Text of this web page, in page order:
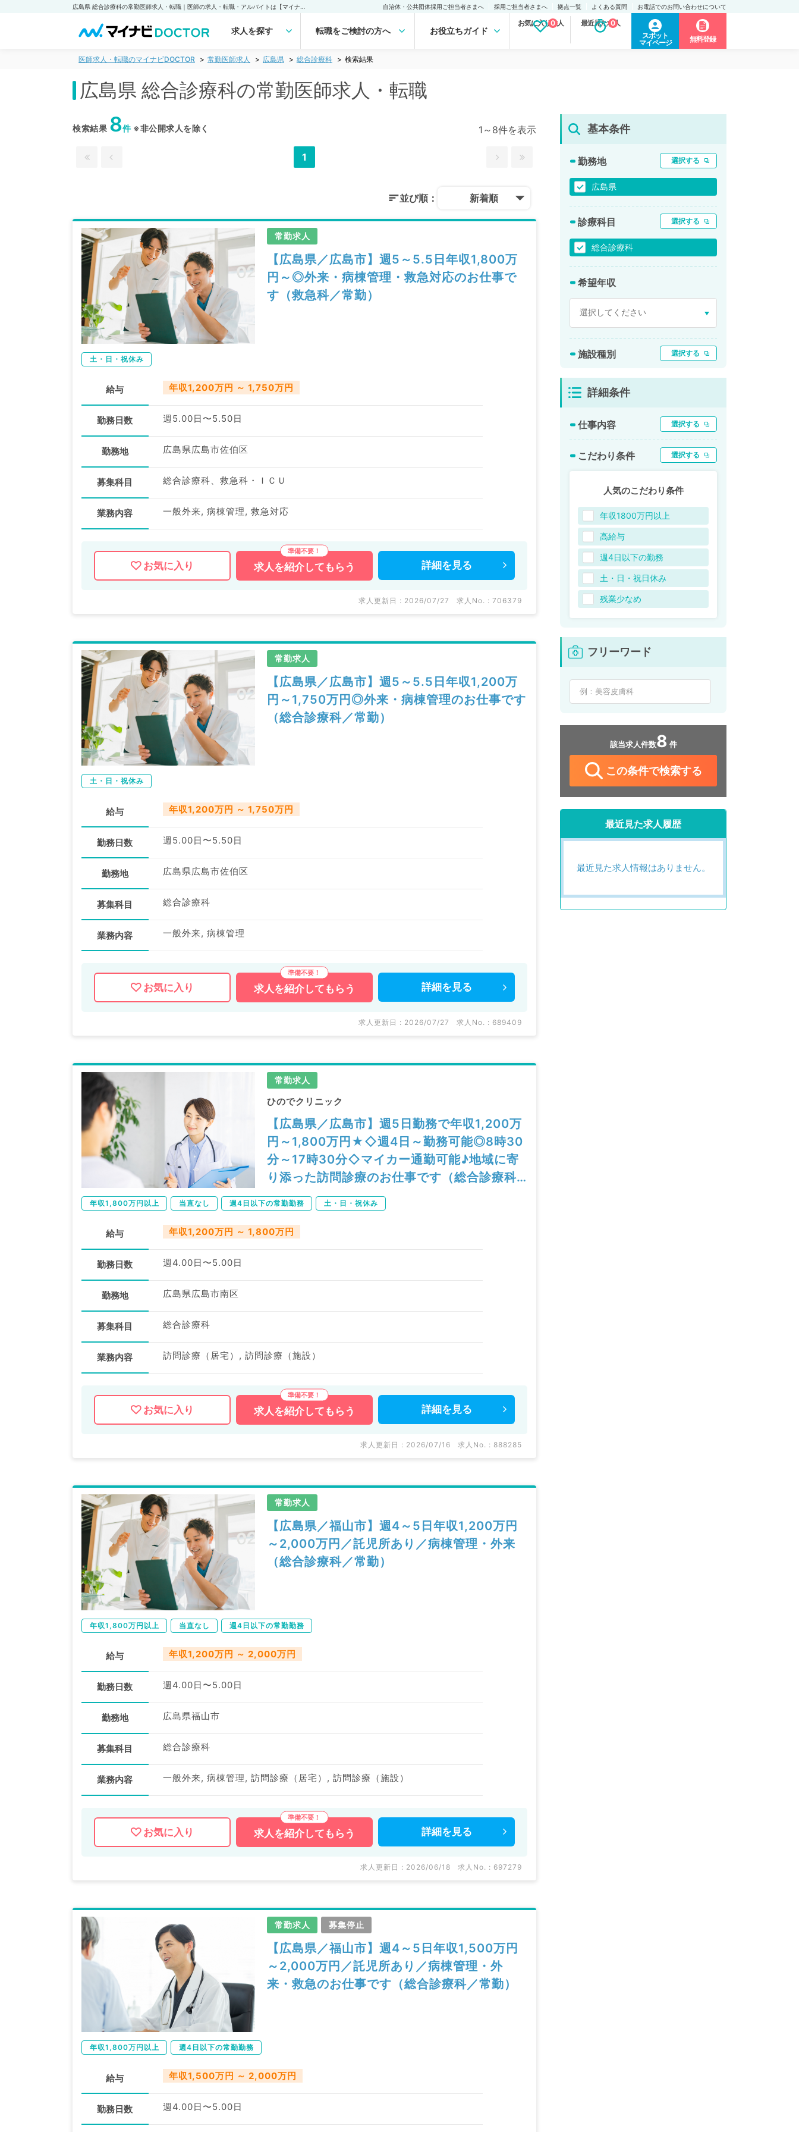
自治体・公共団体採用ご担当者さまへ 採用ご担当者さまへ 拠点一覧 よくある質問 お電話でのお問い合わせについて
求人を探す 転職をご検討の方へ お役立ちガイド
お気に入り求人
0 最近見た求人
0
スポット
マイページ
無料登録
医師求人・転職のマイナビDOCTOR 常勤医師求人 広島県 総合診療科 検索結果
広島県 総合診療科の常勤医師求人・転職
検索結果 8件※非公開求人を除く 1～8件を表示
1
並び順： 新着順
常勤求人
【広島県／広島市】週5～5.5日年収1,800万
円～◎外来・病棟管理・救急対応のお仕事で
す（救急科／常勤）
土・日・祝休み
給与 年収1,200万円 ～ 1,750万円
勤務日数 週5.00日〜5.50日
勤務地 広島県広島市佐伯区
募集科目 総合診療科、救急科・ＩＣＵ
業務内容 一般外来, 病棟管理, 救急対応
お気に入り 求人を紹介してもらう 詳細を 見る
求人更新日 : 2026/07/27 求人No. : 706379
常勤求人
【広島県／広島市】週5～5.5日年収1,200万
円～1,750万円◎外来・病棟管理のお仕事です
（総合診療科／常勤）
土・日・祝休み
給与 年収1,200万円 ～ 1,750万円
勤務日数 週5.00日〜5.50日
勤務地 広島県広島市佐伯区
募集科目 総合診療科
業務内容 一般外来, 病棟管理
お気に入り 求人を紹介してもらう 詳細を 見る
求人更新日 : 2026/07/27 求人No. : 689409
常勤求人
ひのでクリニック
【広島県／広島市】週5日勤務で年収1,200万
円～1,800万円★◇週4日～勤務可能◎8時30
分～17時30分◇マイカー通勤可能♪地域に寄
り添った訪問診療のお仕事です（総合診療科
／常勤）
年収1,800万円以上 当直なし 週4日以下の常勤勤務 土・日・祝休み
給与 年収1,200万円 ～ 1,800万円
勤務日数 週4.00日〜5.00日
勤務地 広島県広島市南区
募集科目 総合診療科
業務内容 訪問診療（居宅）, 訪問診療（施設）
お気に入り 求人を紹介してもらう 詳細を 見る
求人更新日 : 2026/07/16 求人No. : 888285
常勤求人
【広島県／福山市】週4～5日年収1,200万円
～2,000万円／託児所あり／病棟管理・外来
（総合診療科／常勤）
年収1,800万円以上 当直なし 週4日以下の常勤勤務
給与 年収1,200万円 ～ 2,000万円
勤務日数 週4.00日〜5.00日
勤務地 広島県福山市
募集科目 総合診療科
業務内容 一般外来, 病棟管理, 訪問診療（居宅）, 訪問診療（施設）
お気に入り 求人を紹介してもらう 詳細を 見る
求人更新日 : 2026/06/18 求人No. : 697279
常勤求人 募集停止
【広島県／福山市】週4～5日年収1,500万円
～2,000万円／託児所あり／病棟管理・外
来・救急のお仕事です（総合診療科／常勤）
年収1,800万円以上 週4日以下の常勤勤務
給与 年収1,500万円 ～ 2,000万円
勤務日数 週4.00日〜5.00日
基本条件
勤務地 選択する
広島県
診療科目 選択する
総合診療科
希望年収
施設種別 選択する
詳細条件
仕事内容 選択する
こだわり条件 選択する
人気のこだわり条件
年収1800万円以上
高給与
週4日以下の勤務
土・日・祝日休み
残業少なめ
フリーワード
該当求人件数8 件
この条件で検索する
最近見た求人履歴
最近見た求人情報はありません。